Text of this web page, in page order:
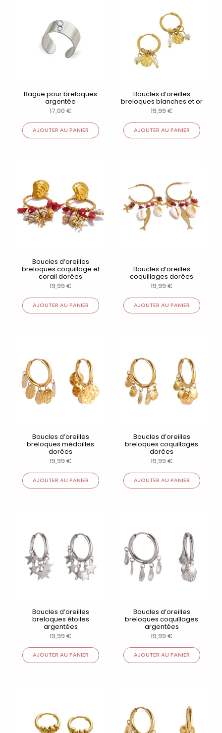
Bague pour breloques
argentée
17,00 €
AJOUTER AU PANIER
Boucles d’oreilles
breloques blanches et or
19,99 €
AJOUTER AU PANIER
Boucles d’oreilles
breloques coquillage et
corail dorées
19,99 €
AJOUTER AU PANIER
Boucles d’oreilles
coquillages dorées
19,99 €
AJOUTER AU PANIER
Boucles d’oreilles
breloques médailles
dorées
19,99 €
AJOUTER AU PANIER
Boucles d’oreilles
breloques coquillages
dorées
19,99 €
AJOUTER AU PANIER
Boucles d’oreilles
breloques étoiles
argentées
19,99 €
AJOUTER AU PANIER
Boucles d’oreilles
breloques coquillages
argentées
19,99 €
AJOUTER AU PANIER